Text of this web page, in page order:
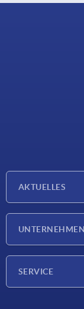
AKTUELLES
UNTERNEHMEN
SERVICE